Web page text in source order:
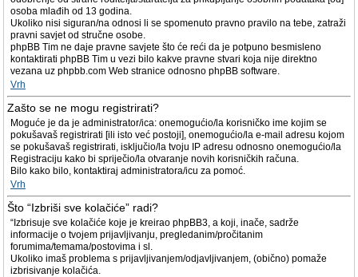
osoba mlađih od 13 godina.
Ukoliko nisi siguran/na odnosi li se spomenuto pravno pravilo na tebe, zatraži
pravni savjet od stručne osobe.
phpBB Tim ne daje pravne savjete što će reći da je potpuno besmisleno
kontaktirati phpBB Tim u vezi bilo kakve pravne stvari koja nije direktno
vezana uz phpbb.com Web stranice odnosno phpBB software.
Vrh
Zašto se ne mogu registrirati?
Moguće je da je administrator/ica: onemogućio/la korisničko ime kojim se
pokušavaš registrirati [ili isto već postoji], onemogućio/la e-mail adresu kojom
se pokušavaš registrirati, isključio/la tvoju IP adresu odnosno onemogućio/la
Registraciju kako bi spriječio/la otvaranje novih korisničkih računa.
Bilo kako bilo, kontaktiraj administratora/icu za pomoć.
Vrh
Što “Izbriši sve kolačiće” radi?
“Izbrisuje sve kolačiće koje je kreirao phpBB3, a koji, inače, sadrže
informacije o tvojem prijavljivanju, pregledanim/pročitanim
forumima/temama/postovima i sl.
Ukoliko imaš problema s prijavljivanjem/odjavljivanjem, (obično) pomaže
izbrisivanje kolačića.